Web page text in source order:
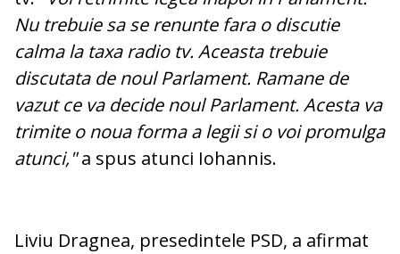
Nu trebuie sa se renunte fara o discutie
calma la taxa radio tv. Aceasta trebuie
discutata de noul Parlament. Ramane de
vazut ce va decide noul Parlament. Acesta va
trimite o noua forma a legii si o voi promulga
atunci,"a spus atunci Iohannis.
Liviu Dragnea, presedintele PSD, a afirmat